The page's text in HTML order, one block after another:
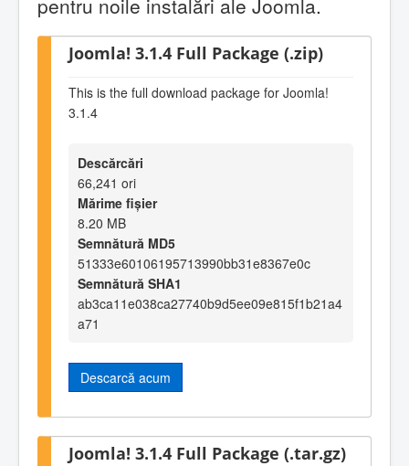
Joomla! 3.1.4 Full Package (.zip)
This is the full download package for Joomla!
3.1.4
Descărcări
66,241 ori
Mărime fișier
8.20 MB
Semnătură MD5
51333e60106195713990bb31e8367e0c
Semnătură SHA1
ab3ca11e038ca27740b9d5ee09e815f1b21a4
a71
Descarcă acum
Joomla! 3.1.4 Full Package (.tar.gz)